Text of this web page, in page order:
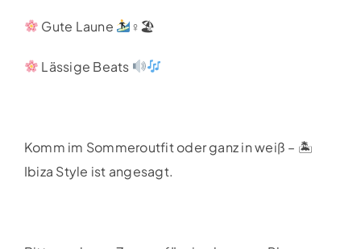
Gute Laune ‍♀🏖
Lässige Beats
Komm im Sommeroutfit oder ganz in weiß – 🏝
Ibiza Style ist angesagt.